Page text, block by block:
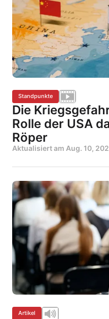
Standpunkte
Die
Rolle der USA
Röper
Aktualisiert am Aug. 10,
Artikel